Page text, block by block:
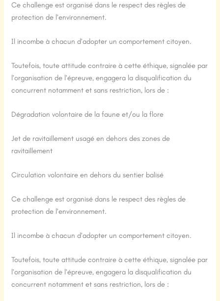
Ce challenge est organisé dans le respect des règles de
protection de l’environnement.
Il incombe à chacun d’adopter un comportement citoyen.
Toutefois, toute attitude contraire à cette éthique, signalée par
l’organisation de l’épreuve, engagera la disqualification du
concurrent notamment et sans restriction, lors de :
Dégradation volontaire de la faune et/ou la flore
Jet de ravitaillement usagé en dehors des zones de
ravitaillement
Circulation volontaire en dehors du sentier balisé
Ce challenge est organisé dans le respect des règles de
protection de l’environnement.
Il incombe à chacun d’adopter un comportement citoyen.
Toutefois, toute attitude contraire à cette éthique, signalée par
l’organisation de l’épreuve, engagera la disqualification du
concurrent notamment et sans restriction, lors de :